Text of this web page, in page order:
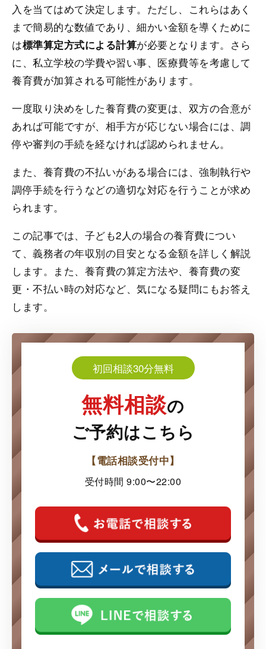
入を当てはめて決定します。ただし、これらはあく
まで簡易的な数値であり、細かい金額を導くために
は標準算定方式による計算が必要となります。さら
に、私立学校の学費や習い事、医療費等を考慮して
養育費が加算される可能性があります。
一度取り決めをした養育費の変更は、双方の合意が
あれば可能ですが、相手方が応じない場合には、調
停や審判の手続を経なければ認められません。
また、養育費の不払いがある場合には、強制執行や
調停手続を行うなどの適切な対応を行うことが求め
られます。
この記事では、子ども2人の場合の養育費につい
て、義務者の年収別の目安となる金額を詳しく解説
します。また、養育費の算定方法や、養育費の変
更・不払い時の対応など、気になる疑問にもお答え
します。
初回相談30分無料
無料相談の
ご予約はこちら
【電話相談受付中】
受付時間 9:00〜22:00